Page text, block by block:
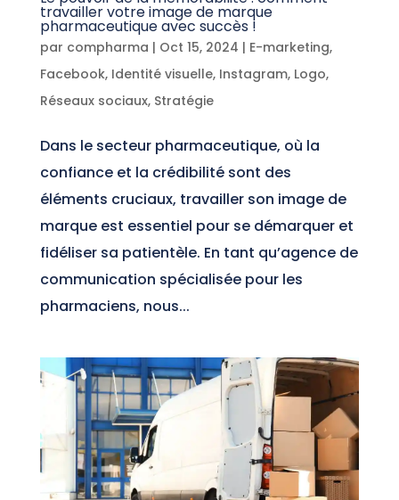
travailler votre image de marque
pharmaceutique avec succès !
par compharma | Oct 15, 2024 | E-marketing,
Facebook, Identité visuelle, Instagram, Logo,
Réseaux sociaux, Stratégie
Dans le secteur pharmaceutique, où la
confiance et la crédibilité sont des
éléments cruciaux, travailler son image de
marque est essentiel pour se démarquer et
fidéliser sa patientèle. En tant qu’agence de
communication spécialisée pour les
pharmaciens, nous...